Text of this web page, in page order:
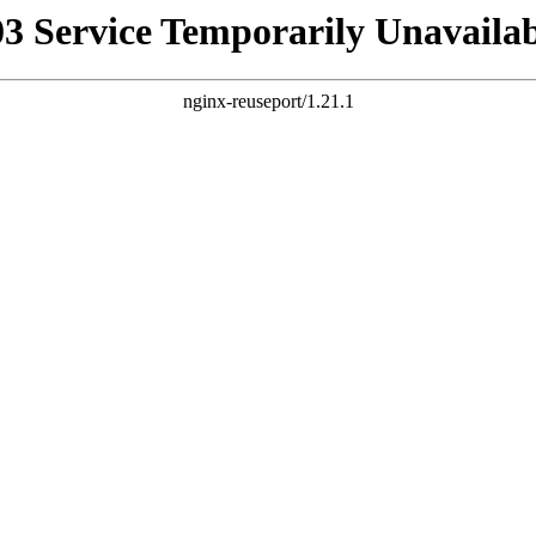
Service Temporarily
nginx-reuseport/1.21.1